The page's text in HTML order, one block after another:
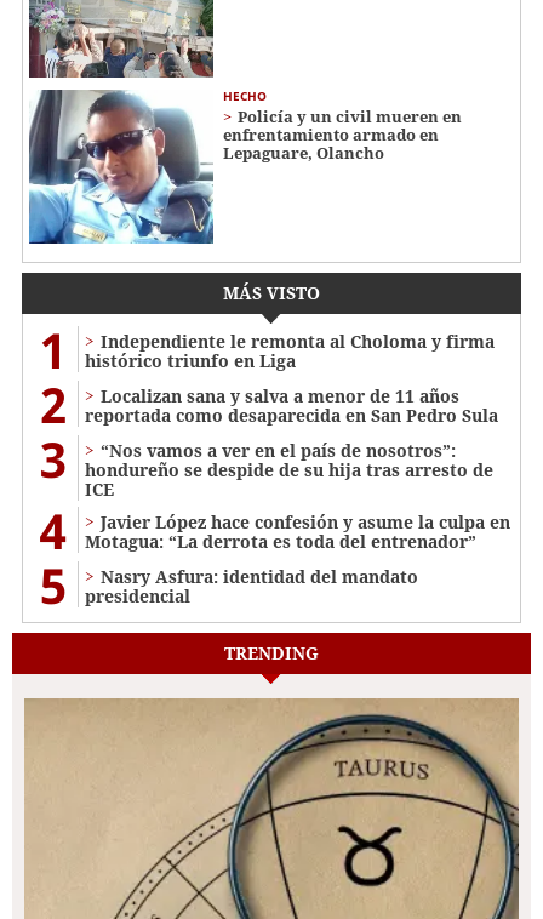
HECHO
Policía y un civil mueren en
enfrentamiento armado en
Lepaguare, Olancho
MÁS VISTO
1
Independiente le remonta al Choloma y firma
histórico triunfo en Liga
2
Localizan sana y salva a menor de 11 años
reportada como desaparecida en San Pedro Sula
3
“Nos vamos a ver en el país de nosotros”:
hondureño se despide de su hija tras arresto de
ICE
4
Javier López hace confesión y asume la culpa en
Motagua: “La derrota es toda del entrenador”
5
Nasry Asfura: identidad del mandato
presidencial
TRENDING